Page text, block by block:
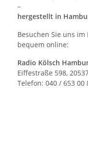
–
hergestellt in
Besuchen Sie uns
bequem online:
Radio Kölsch
Eiffestraße 598,
Telefon: 040 / 653 00